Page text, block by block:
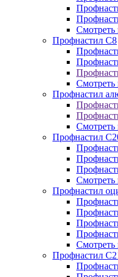
Смотреть
Профнастил C8
Смотреть
Профнастил
Смотреть
Профнастил
Смотреть
Профнастил
Смотреть
Профнастил